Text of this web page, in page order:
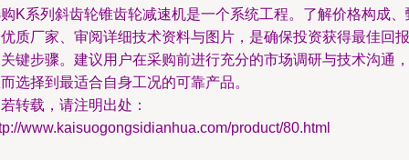
K系列斜齿轮锥齿轮减速机是一个系统工程。了解价格构成、
质厂家、审阅详细技术资料与图片，是确保投资获得最佳回报
键步骤。建议用户在采购前进行充分的市场调研与技术沟通，
选择到最适合自身工况的可靠产品。
转载，请注明出处：
www.kaisuogongsidianhua.com/product/80.html